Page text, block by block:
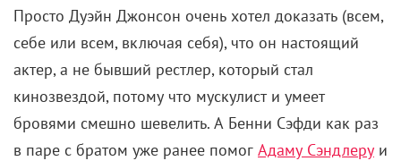
Просто Дуэйн Джонсон очень хотел доказать (всем,
себе или всем, включая себя), что он настоящий
актер, а не бывший рестлер, который стал
кинозвездой, потому что мускулист и умеет
бровями смешно шевелить. А Бенни Сэфди как раз
в паре с братом уже ранее помог Адаму Сэндлеру и